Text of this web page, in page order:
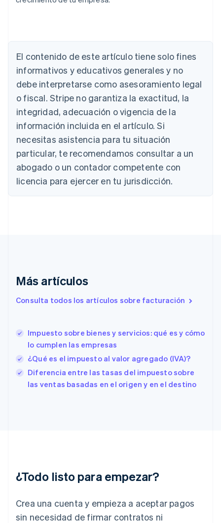
El contenido de este artículo tiene solo fines
informativos y educativos generales y no
debe interpretarse como asesoramiento legal
o fiscal. Stripe no garantiza la exactitud, la
integridad, adecuación o vigencia de la
información incluida en el artículo. Si
necesitas asistencia para tu situación
particular, te recomendamos consultar a un
abogado o un contador competente con
licencia para ejercer en tu jurisdicción.
Más artículos
Consulta todos los artículos sobre facturación
Impuesto sobre bienes y servicios: qué es y cómo
lo cumplen las empresas
¿Qué es el impuesto al valor agregado (IVA)?
Diferencia entre las tasas del impuesto sobre
las ventas basadas en el origen y en el destino
¿Todo listo para empezar?
Crea una cuenta y empieza a aceptar pagos
sin necesidad de firmar contratos ni
Alemania
Deutsch
Australia
English
Austria
Bélgica
NederlandsFrançaisDeutschEnglish
Brasil
Português English
Bulgaria
English
Canadá
English Français
China continental
English
Eslovaquia
España
Español English
Estados Unidos
Estonia
English
Hungría
English
Irlanda